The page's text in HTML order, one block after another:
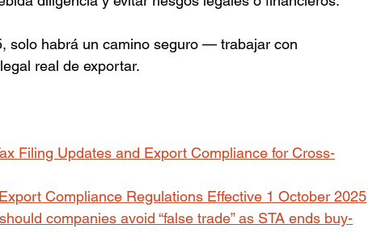
solo habrá un camino seguro — trabajar con
real de exportar.
Filing Updates and Export Compliance for Cross-
Compliance Regulations Effective 1 October 2025
companies avoid “false trade” as STA ends buy-